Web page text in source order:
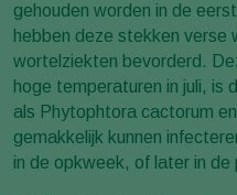
gehouden worden in de
hebben deze stekken verse
wortelziekten bevorderd.
hoge temperaturen in juli, is
als Phytophtora cactorum
gemakkelijk kunnen
in de opkweek, of later in de